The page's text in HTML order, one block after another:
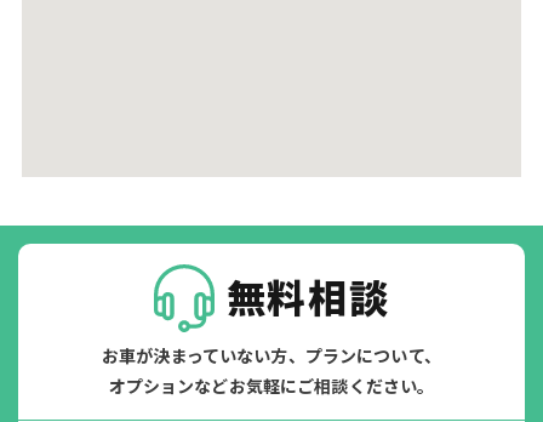
無料相談
お車が決まっていない方、プランについて、
オプションなどお気軽にご相談ください。